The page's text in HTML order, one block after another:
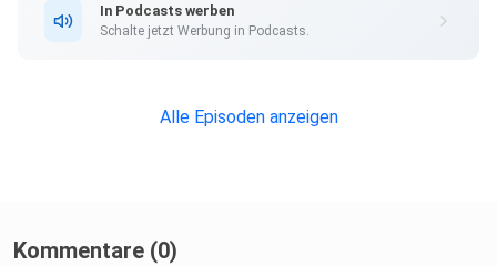
Hier geht es zu unserem SPIEGEL Shop.
In Podcasts werben
Schalte jetzt Werbung in Podcasts.
Alle Episoden anzeigen
Kommentare (0)